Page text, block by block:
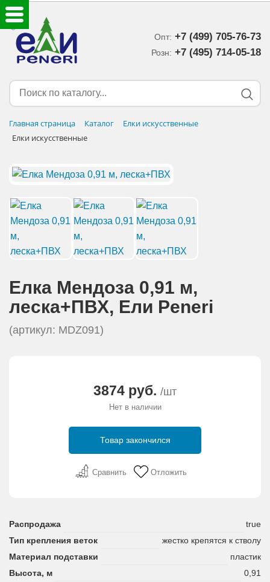
Опт: +7 (499) 705-76-73
Розн: +7 (495) 714-05-18‬
Главная страница Каталог
Елки искусственные
Елки искусственные
Елка Мендоза 0,91 м,
леска+ПВХ, Eли Peneri
(артикул: MDZ091)
3874 руб. /шт
Нет в наличии
Товар закончился
Сравнить Отложить
Распродажа
true
Тип крепления веток
жестко крепятся к стволу
Материал подставки
пластик
Высота, м
0,91
ЕЛКИ ИСКУССТВЕННЫЕ
ЕЛОЧНЫЕ УКРАШЕНИЯ
НОВОГОДНИЙ ДЕКОР
ДОСТАВКА В РЕГИОНЫ
ДОСТАВКА
ОПЛАТА
РЕКВИЗИТЫ